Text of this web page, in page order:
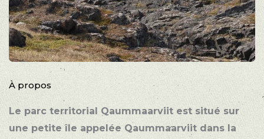
À propos
Le parc territorial Qaummaarviit est situé sur
une petite île appelée Qaummaarviit dans la